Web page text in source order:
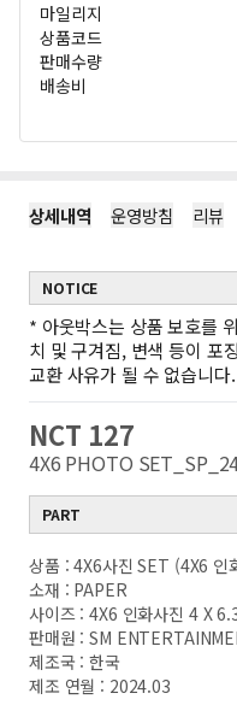
마일리지
상품코드
판매수량
배송비
상세내역 운영방침 리뷰
NOTICE
* 아웃박스는 상품 보호를
치 및 구겨짐, 변색 등이 포
교환 사유가 될 수 없습니다.
NCT 127
4X6 PHOTO
PART
상품 : 4X6사진 SET (4X6
소재 : PAPER
사이즈 : 4X6 인화사진 4 X
판매원 : SM
제조국 : 한국
제조 연월 : 2024.03